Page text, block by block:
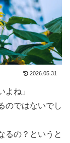
2026.05.31
よね」
のではないでし
るの？というと